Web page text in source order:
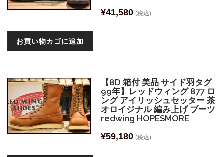
¥41,580 (税込)
お買い物カゴに追加
【8D 箱付 美品 サイド羽タグ
99年】レッドウィング 877 ロ
ング アイリッシュセッター 茶
オロイジナル 編み上げ ブーツ
redwing HOPESMORE
¥59,180 (税込)